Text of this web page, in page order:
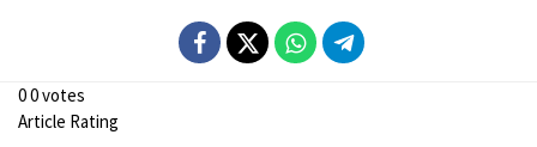
00votes
Article Rating